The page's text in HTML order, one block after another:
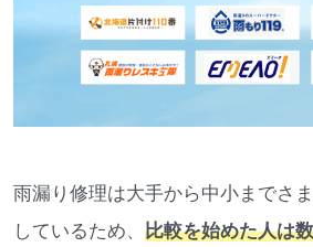
雨漏り修理は大手から中小までさ
しているため、 比較を始めた人は